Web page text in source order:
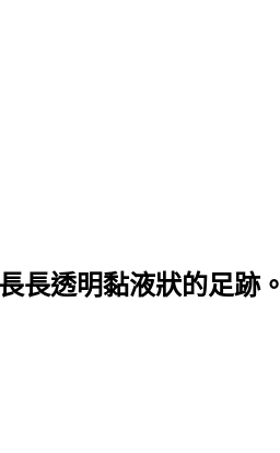
長透明黏液狀的足跡。